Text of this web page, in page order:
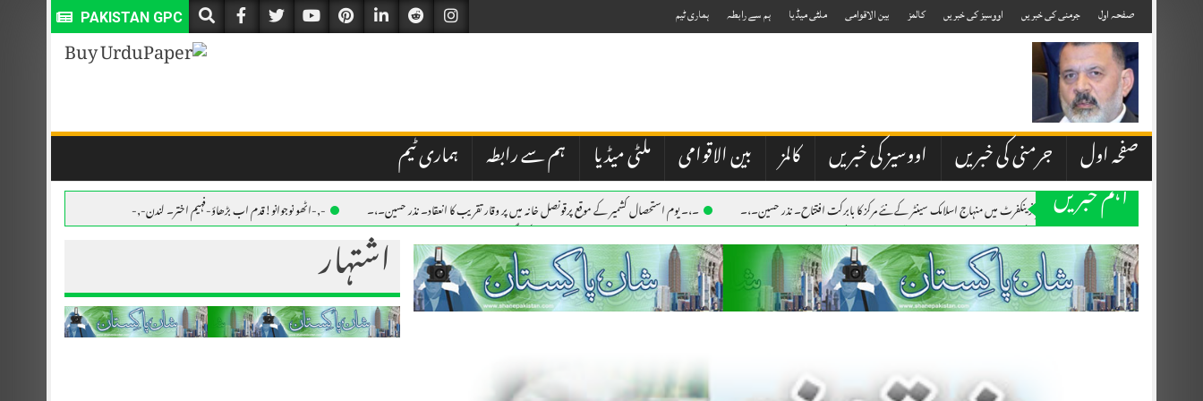
to
content
PAKISTAN GPC صفحہ اول جرمنی کی خبریں اووسیز کی خبریں کالمز بین الاقوامی ملٹی میڈیا ہم سے رابطہ ہماری ٹیم
صفحہ اول جرمنی کی خبریں اووسیز کی خبریں کالمز بین الاقوامی ملٹی میڈیا ہم سے رابطہ ہماری ٹیم
اہم خبریں
۔،۔ جرمنی کے شہر فرینکفرٹ میں منہاج اسلامک سینٹر کے نئے مرکز کا بابرکت افتتاح۔ نذر حسین۔،۔ ۔،۔ یوم استحصال کشمیر کے موقع پرقونصل خانہ میں پر وقار تقریب کا انعقاد۔ نذر حسین۔،۔ -,-اٹھو نوجوانو!قدم اب بڑھاؤ-فہیم اختر۔ لندن-,-
۔،۔ جرمنی کے شہر فرینکفرٹ میں منہاج اسلامک سینٹر کے نئے مرکز کا بابرکت افتتاح۔ نذر حسین۔،۔ ۔،۔ آگ بجھانے والے دو ہیلی کاپٹر فضا میں ٹکرا گئے،دو اہلکار ہلاک۔برطانوی پائلٹ محفوظ۔ نذر حسین۔،۔
اشتہار